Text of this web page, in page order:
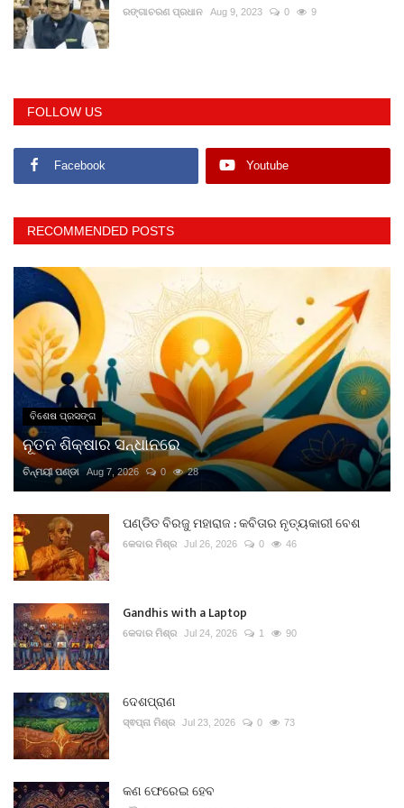
ରଙ୍ଗାଚରଣ ପ୍ରଧାନ Aug 9, 2023 0 9
FOLLOW US
Facebook Youtube
RECOMMENDED POSTS
ବିଶେଷ ପ୍ରସଙ୍ଗ
ନୂତନ ଶିକ୍ଷାର ସନ୍ଧାନରେ
ଚିନ୍ମୟୀ ପଣ୍ଡା Aug 7, 2026 0 28
ପଣ୍ଡିତ ବିରଜୁ ମହାରାଜ : କବିତାର ନୃତ୍ୟକାରୀ ବେଶ
କେଦାର ମିଶ୍ର Jul 26, 2026 0 46
Gandhis with a Laptop
କେଦାର ମିଶ୍ର Jul 24, 2026 1 90
ଦେଶପ୍ରାଣ
ସ୍ଵପ୍ନା ମିଶ୍ର Jul 23, 2026 0 73
କଣ ଫେରେଇ ହେବ